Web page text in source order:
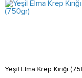
Yeşil Elma Krep Kırığı